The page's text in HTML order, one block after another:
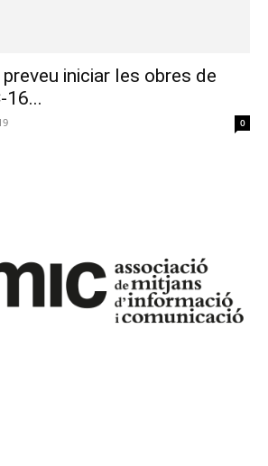
iniciar les obres de
16...
0